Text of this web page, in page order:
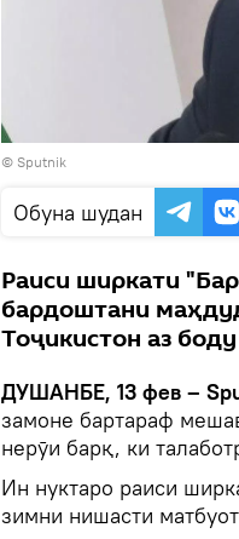
© Sputnik
Обуна шудан
Раиси ширкати
бардоштани
Тоҷикистон аз
ДУШАНБЕ, 13 фев –
замоне бартараф
нерӯи барқ, ки
Ин нуктаро раиси
зимни нишасти